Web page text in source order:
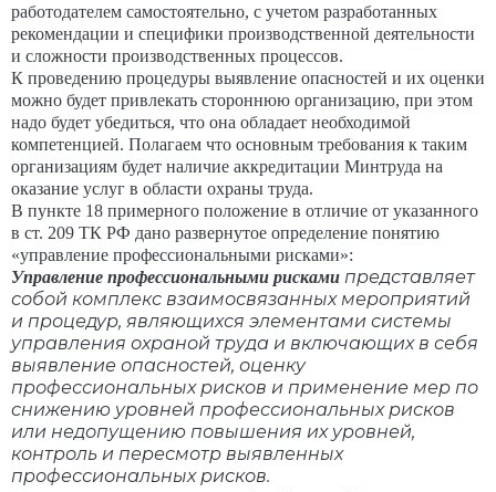
работодателем самостоятельно, с учетом разработанных
рекомендации и специфики производственной деятельности
и сложности производственных процессов.
К проведению процедуры выявление опасностей и их оценки
можно будет привлекать стороннюю организацию, при этом
надо будет убедиться, что она обладает необходимой
компетенцией. Полагаем что основным требования к таким
организациям будет наличие аккредитации Минтруда на
оказание услуг в области охраны труда.
В пункте 18 примерного положение в отличие от указанного
в ст. 209 ТК РФ дано развернутое определение понятию
«управление профессиональными рисками»:
Управление профессиональными рисками представляет
собой комплекс взаимосвязанных мероприятий
и процедур, являющихся элементами системы
управления охраной труда и включающих в себя
выявление опасностей, оценку
профессиональных рисков и применение мер по
снижению уровней профессиональных рисков
или недопущению повышения их уровней,
контроль и пересмотр выявленных
профессиональных рисков.